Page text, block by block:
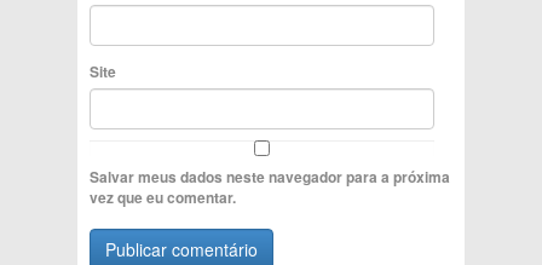
Site
Salvar meus dados neste navegador para a próxima
vez que eu comentar.